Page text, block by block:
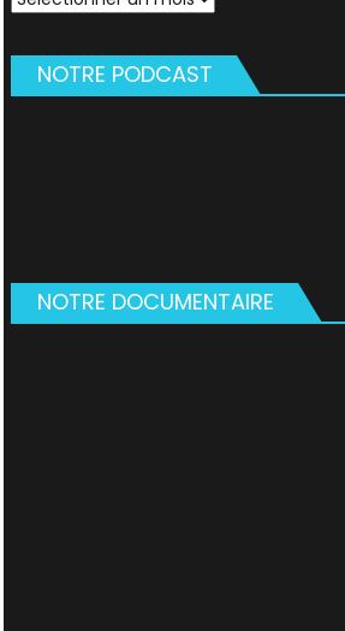
NOTRE PODCAST
NOTRE DOCUMENTAIRE